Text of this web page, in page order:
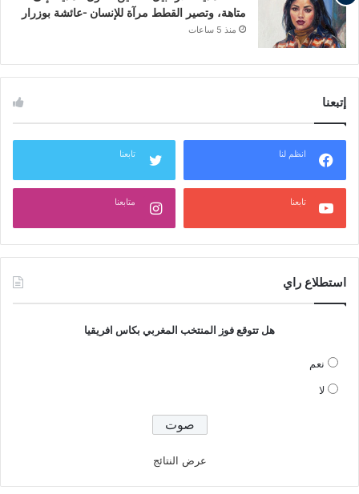
متاهة، وتصير القطط مرآة للإنسان -عائشة بوزرار
منذ 5 ساعات
إتبعنا
انظم لنا تابعنا
تابعنا متابعنا
استطلاع راي
هل تتوقع فوز المنتخب المغربي بكاس افريقيا
نعم
لا
عرض النتائج